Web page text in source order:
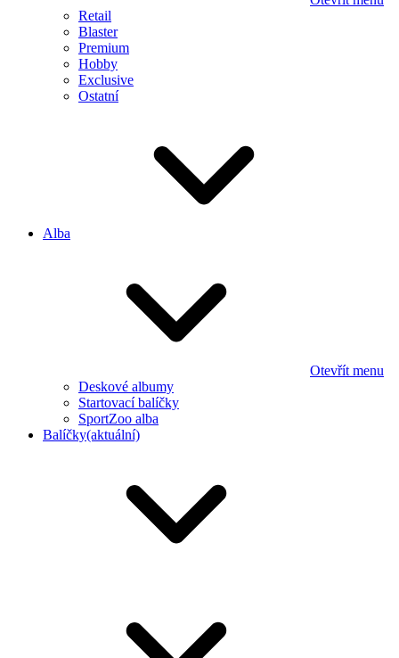
Retail
Blaster
Premium
Hobby
Exclusive
Ostatní
Alba
Otevřít menu
Deskové albumy
Startovací balíčky
SportZoo alba
Balíčky(aktuální)